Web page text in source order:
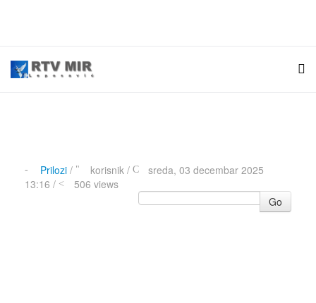
Prilozi/ korisnik /
sreda, 03 decembar 2025
13:16 /
506 views
Go